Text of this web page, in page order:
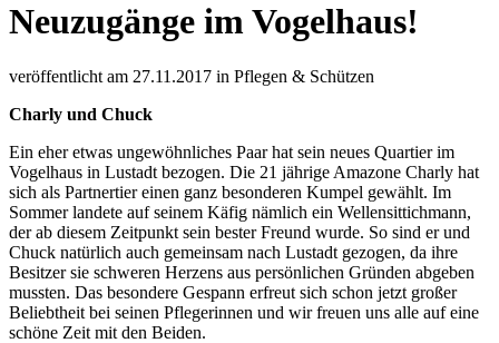
Neuzugänge im Vogelhaus!
veröffentlicht am 27.11.2017 in Pflegen & Schützen
Charly und Chuck
Ein eher etwas ungewöhnliches Paar hat sein neues Quartier im
Vogelhaus in Lustadt bezogen. Die 21 jährige Amazone Charly hat
sich als Partnertier einen ganz besonderen Kumpel gewählt. Im
Sommer landete auf seinem Käfig nämlich ein Wellensittichmann,
der ab diesem Zeitpunkt sein bester Freund wurde. So sind er und
Chuck natürlich auch gemeinsam nach Lustadt gezogen, da ihre
Besitzer sie schweren Herzens aus persönlichen Gründen abgeben
mussten. Das besondere Gespann erfreut sich schon jetzt großer
Beliebtheit bei seinen Pflegerinnen und wir freuen uns alle auf eine
schöne Zeit mit den Beiden.